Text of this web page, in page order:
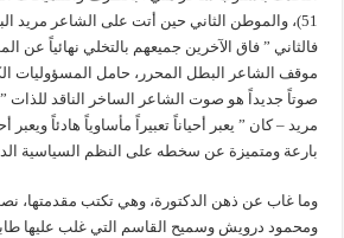
51)، والموطن الثاني حين أتت على الشاعر مريد
فالثاني ” فاق الآخرين جميعهم بالتخلي نهائياً عن
موقف الشاعر البطل المحرر، حامل المسؤوليات
مريد – كان ” يعبر أحياناً تعبيراً مأساوياً هادئاً
بارعة ومتميزة عن سخطه على النظم السياسية
وما غاب عن ذهن الدكتورة، وهي تكتب مقدمتها،
ومحمود درويش وسميح القاسم التي غلب عليها